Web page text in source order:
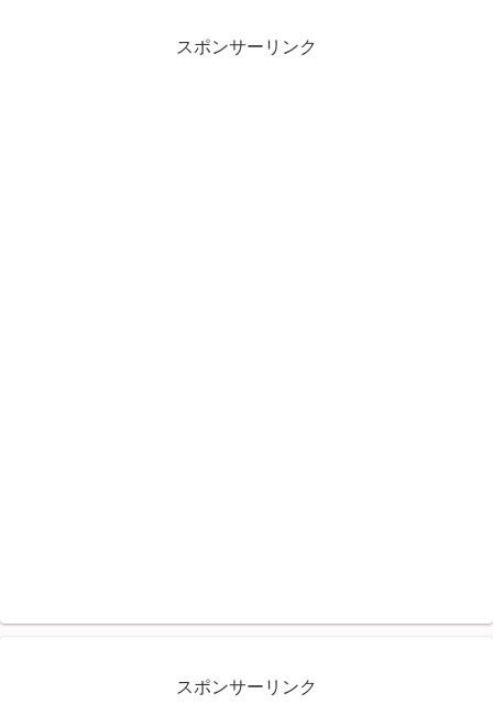
スポンサーリンク
スポンサーリンク